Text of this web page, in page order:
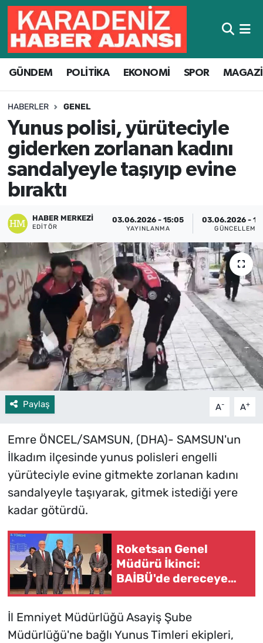
GÜNDEM POLİTİKA EKONOMİ SPOR
HABERLER GENEL
Yunus polisi, yürüteciyle
giderken zorlanan kadını
sandalyeyle taşıyıp evine
bıraktı
HABER MERKEZI
EDITÖR
03.06.2026 - 15:05
YAYINLANMA
03.06.2026 -
GÜNCELLEME
Paylaş A- A+
Emre ÖNCEL/SAMSUN, (DHA)- SAMSUN'un
İlkadım ilçesinde yunus polisleri engelli
yürüteciyle evine gitmekte zorlanan kadını
sandalyeyle taşıyarak, gitmek istediği yere
kadar götürdü.
Roketsan Genel
Müdürü İkinci:
BAİBÜ'de dereceye
giren mezunları işe
edeceğiz
İl Emniyet Müdürlüğü Asayiş Şube
Müdürlüğü'ne bağlı Yunus Timleri ekipleri,
Hava Durumu
Trafik Durumu
Süper Lig Puan Durumu ve Fikstür
Tüm Manşetler
Son Dakika Haberleri
Haber Arşivi